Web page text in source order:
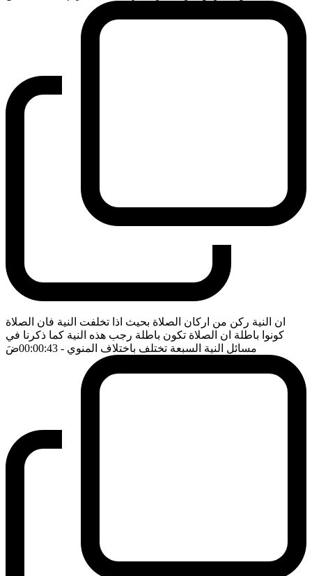
ان النية ركن من اركان الصلاة بحيث اذا تخلفت النية فان الصلاة
كونوا باطلة ان الصلاة تكون باطلة رجب هذه النية كما ذكرنا في
مسائل النية السبعة تختلف باختلاف المنوي - 00:00:43 ضَ